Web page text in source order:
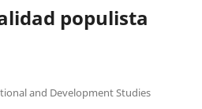
populista
and Development Studies